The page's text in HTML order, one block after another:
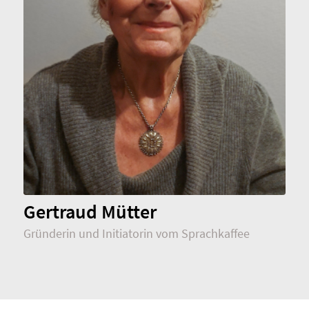
Gertraud Mütter
Gründerin und Initiatorin vom Sprachkaffee